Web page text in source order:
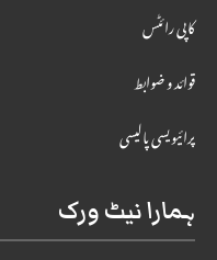
کاپی رائٹس
قوائد و ضوابط
پرائیویسی پالیسی
ہمارا نیٹ ورک